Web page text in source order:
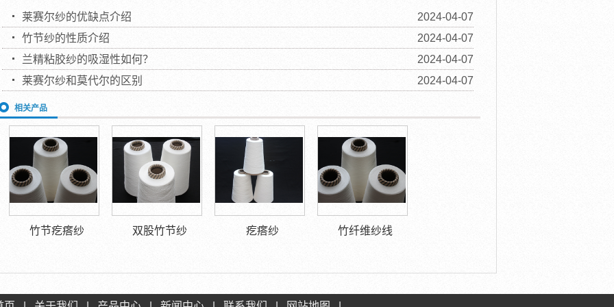
莱赛尔纱的优缺点介绍
2024-04-07
竹节纱的性质介绍
2024-04-07
兰精粘胶纱的吸湿性如何？
2024-04-07
莱赛尔纱和莫代尔的区别
2024-04-07
相关产品
竹节疙瘩纱 双股竹节纱 疙瘩纱 竹纤维纱线